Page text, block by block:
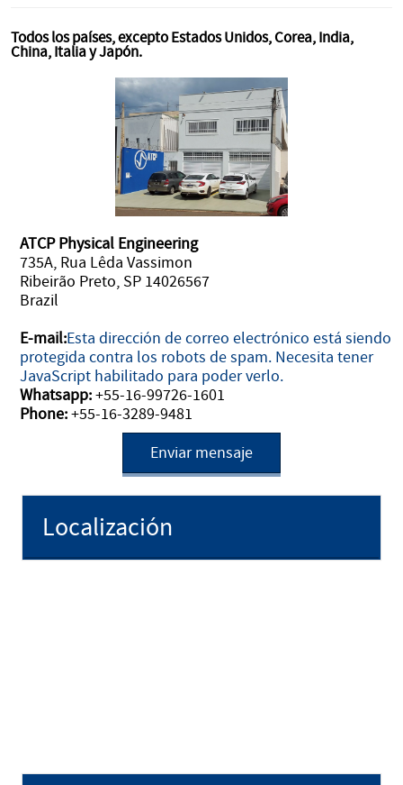
Todos los países, excepto Estados Unidos, Corea, India,
China, Italia y Japón.
ATCP Physical Engineering
735A, Rua Lêda Vassimon
Ribeirão Preto, SP 14026567
Brazil
E-mail:Esta dirección de correo electrónico está siendo
protegida contra los robots de spam. Necesita tener
JavaScript habilitado para poder verlo.
Whatsapp:+55-16-99726-1601
Phone:+55-16-3289-9481
Enviar mensaje
Localización